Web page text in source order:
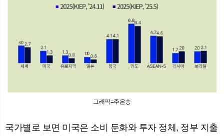
그래픽=주은승
국가별로 보면 미국은 소비 둔화와 투자 정체, 정부 지출